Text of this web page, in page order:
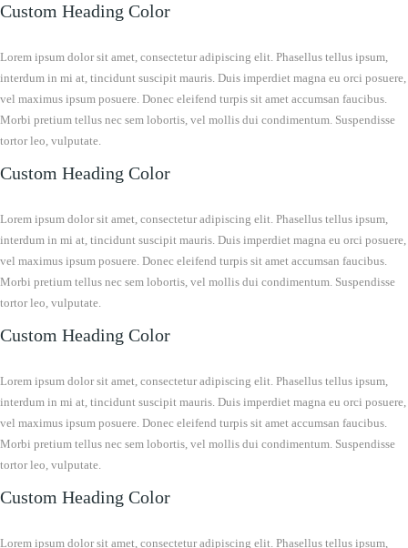
Custom Heading Color
Lorem ipsum dolor sit amet, consectetur adipiscing elit. Phasellus tellus ipsum,
interdum in mi at, tincidunt suscipit mauris. Duis imperdiet magna eu orci posuere,
vel maximus ipsum posuere. Donec eleifend turpis sit amet accumsan faucibus.
Morbi pretium tellus nec sem lobortis, vel mollis dui condimentum. Suspendisse
tortor leo, vulputate.
Custom Heading Color
Lorem ipsum dolor sit amet, consectetur adipiscing elit. Phasellus tellus ipsum,
interdum in mi at, tincidunt suscipit mauris. Duis imperdiet magna eu orci posuere,
vel maximus ipsum posuere. Donec eleifend turpis sit amet accumsan faucibus.
Morbi pretium tellus nec sem lobortis, vel mollis dui condimentum. Suspendisse
tortor leo, vulputate.
Custom Heading Color
Lorem ipsum dolor sit amet, consectetur adipiscing elit. Phasellus tellus ipsum,
interdum in mi at, tincidunt suscipit mauris. Duis imperdiet magna eu orci posuere,
vel maximus ipsum posuere. Donec eleifend turpis sit amet accumsan faucibus.
Morbi pretium tellus nec sem lobortis, vel mollis dui condimentum. Suspendisse
tortor leo, vulputate.
Custom Heading Color
Lorem ipsum dolor sit amet, consectetur adipiscing elit. Phasellus tellus ipsum,